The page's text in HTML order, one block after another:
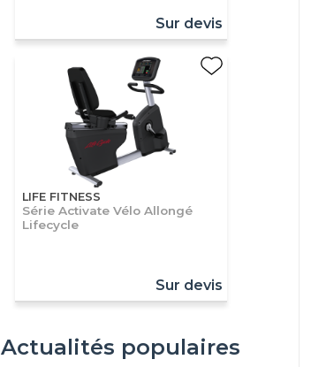
Sur devis
LIFE FITNESS
Série Activate Vélo Allongé
Lifecycle
Sur devis
Actualités populaires